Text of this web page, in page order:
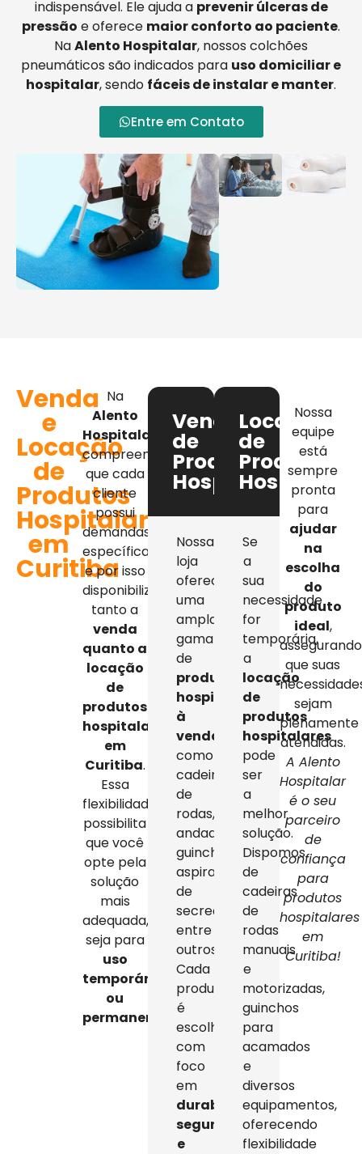
indispensável. Ele ajuda a prevenir úlceras de
pressão e oferece maior conforto ao paciente.
NaAlento Hospitalar, nossos colchões
pneumáticos são indicados para uso domiciliar e
hospitalar, sendo fáceis de instalar e manter.
Entre em Contato
Venda
e
Locação
de
Produtos
Hospitalares
em
Curitiba
Na
Alento
Hospitalar
compreendemos
que cada
cliente
possui
demandas
específicas,
e por isso
disponibilizamos
tanto a
venda
quanto a
locação
de
produtos
hospitalares
em
Curitiba.
Essa
flexibilidade
possibilita
que você
opte pela
solução
mais
adequada,
seja para
uso
temporário
ou
permanente
Venda
de
Produtos
Hospitalares
Nossa
loja
oferece
uma
ampla
gama
de
produtos
hospitalares
à
venda
como
cadeiras
de
rodas,
andadores,
guinchos,
aspiradores
de
secreção,
entre
outros.
Cada
produto
é
escolhido
com
foco
em
durabilidade,
segurança
e
Locação
de
Produtos
Se
a
sua
necessidade
for
temporária,
a
locação
de
produtos
hospitalares
pode
ser
a
melhor
solução.
Dispomos
de
cadeiras
de
rodas
manuais
e
motorizadas,
guinchos
para
acamados
e
diversos
equipamentos,
oferecendo
flexibilidade
Nossa
equipe
está
sempre
pronta
para
ajudar
na
escolha
do
produto
ideal,
assegurando
que suas
sejam
plenamente
atendidas.
A Alento
Hospitalar
é o seu
parceiro
de
confiança
para
produtos
hospitalares
em
Curitiba!